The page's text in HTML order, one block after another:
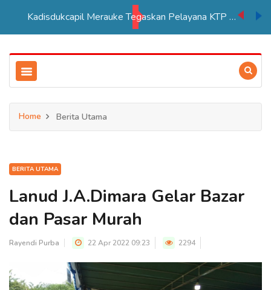
Kadisdukcapil Merauke Tegaskan Pelayana KTP Sesuai SOP
Home Berita Utama
BERITA UTAMA
Lanud J.A.Dimara Gelar Bazar
dan Pasar Murah
Rayendi Purba 22 Apr 2022 09:23 2294